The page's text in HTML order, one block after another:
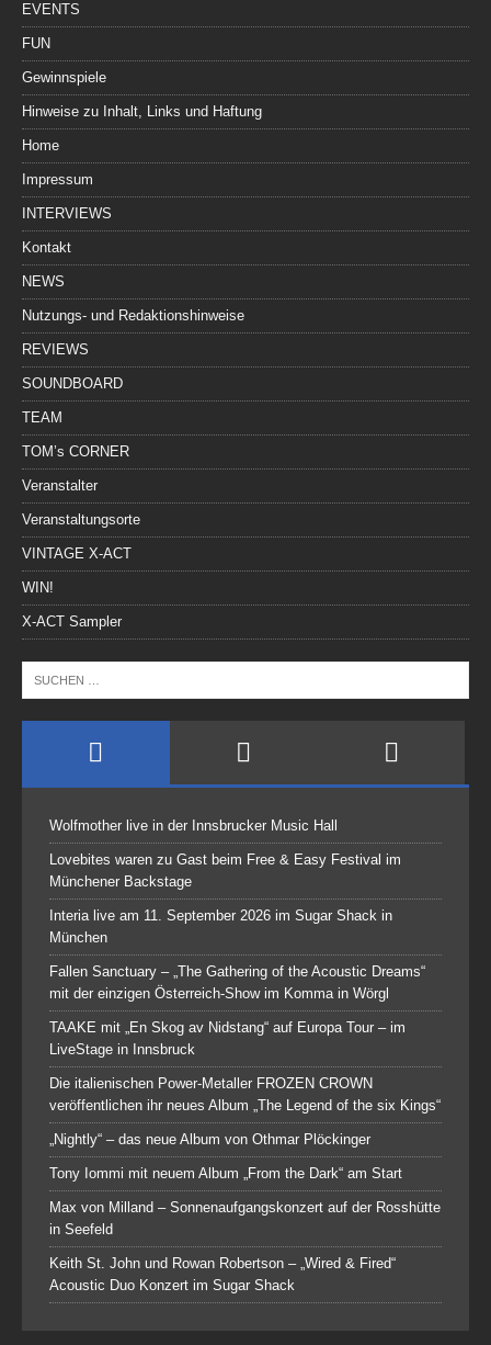
EVENTS
FUN
Gewinnspiele
Hinweise zu Inhalt, Links und Haftung
Home
Impressum
INTERVIEWS
Kontakt
NEWS
Nutzungs- und Redaktionshinweise
REVIEWS
SOUNDBOARD
TEAM
TOM’s CORNER
Veranstalter
Veranstaltungsorte
VINTAGE X-ACT
WIN!
X-ACT Sampler
Wolfmother live in der Innsbrucker Music Hall
Lovebites waren zu Gast beim Free & Easy Festival im
Münchener Backstage
Interia live am 11. September 2026 im Sugar Shack in
München
Fallen Sanctuary – „The Gathering of the Acoustic Dreams“
mit der einzigen Österreich-Show im Komma in Wörgl
TAAKE mit „En Skog av Nidstang“ auf Europa Tour – im
LiveStage in Innsbruck
Die italienischen Power-Metaller FROZEN CROWN
veröffentlichen ihr neues Album „The Legend of the six Kings“
„Nightly“ – das neue Album von Othmar Plöckinger
Tony Iommi mit neuem Album „From the Dark“ am Start
Max von Milland – Sonnenaufgangskonzert auf der Rosshütte
in Seefeld
Keith St. John und Rowan Robertson – „Wired & Fired“
Acoustic Duo Konzert im Sugar Shack